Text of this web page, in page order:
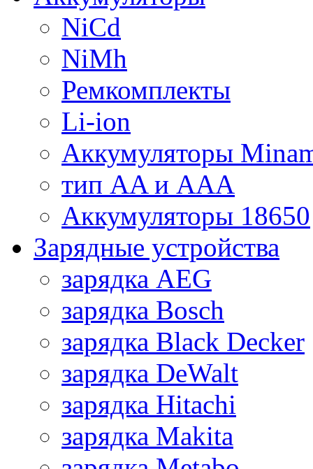
NiCd
NiMh
Ремкомплекты
Li-ion
Аккумуляторы
тип AA и AAA
Аккумуляторы 18650
Зарядные устройства
зарядка AEG
зарядка Bosch
зарядка Black Decker
зарядка DeWalt
зарядка Hitachi
зарядка Makita